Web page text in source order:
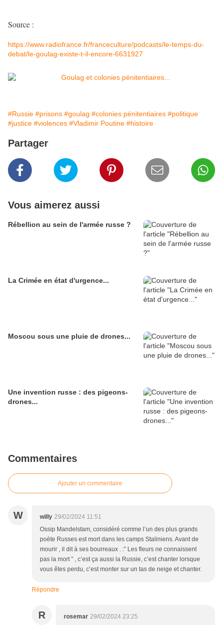
Source :
https://www.radiofrance.fr/franceculture/podcasts/le-temps-du-
debat/le-goulag-existe-t-il-encore-6631927
#Russie #prisons #goulag #colonies pénitentiaires #politique
#justice #violences #Vladimir Poutine #histoire
Partager
Vous aimerez aussi
Rébellion au sein de l'armée russe ?
La Crimée en état d'urgence...
Moscou sous une pluie de drones...
Une invention russe : des pigeons-
drones...
Commentaires
Ajouter un commentaire
W willy 29/02/2024 11:51
Ossip Mandelstam, considéré comme l’un des plus grands
poète Russes est mort dans les camps Staliniens. Avant de
mourir , il dit à ses bourreaux . :” Les fleurs ne connaissent
pas la mort ” , c’est ça aussi la Russie, c’est chanter lorsque
vous êtes perdu, c’est monter sur un tas de neige et chanter.
Répondre
R rosemar 29/02/2024 23:25